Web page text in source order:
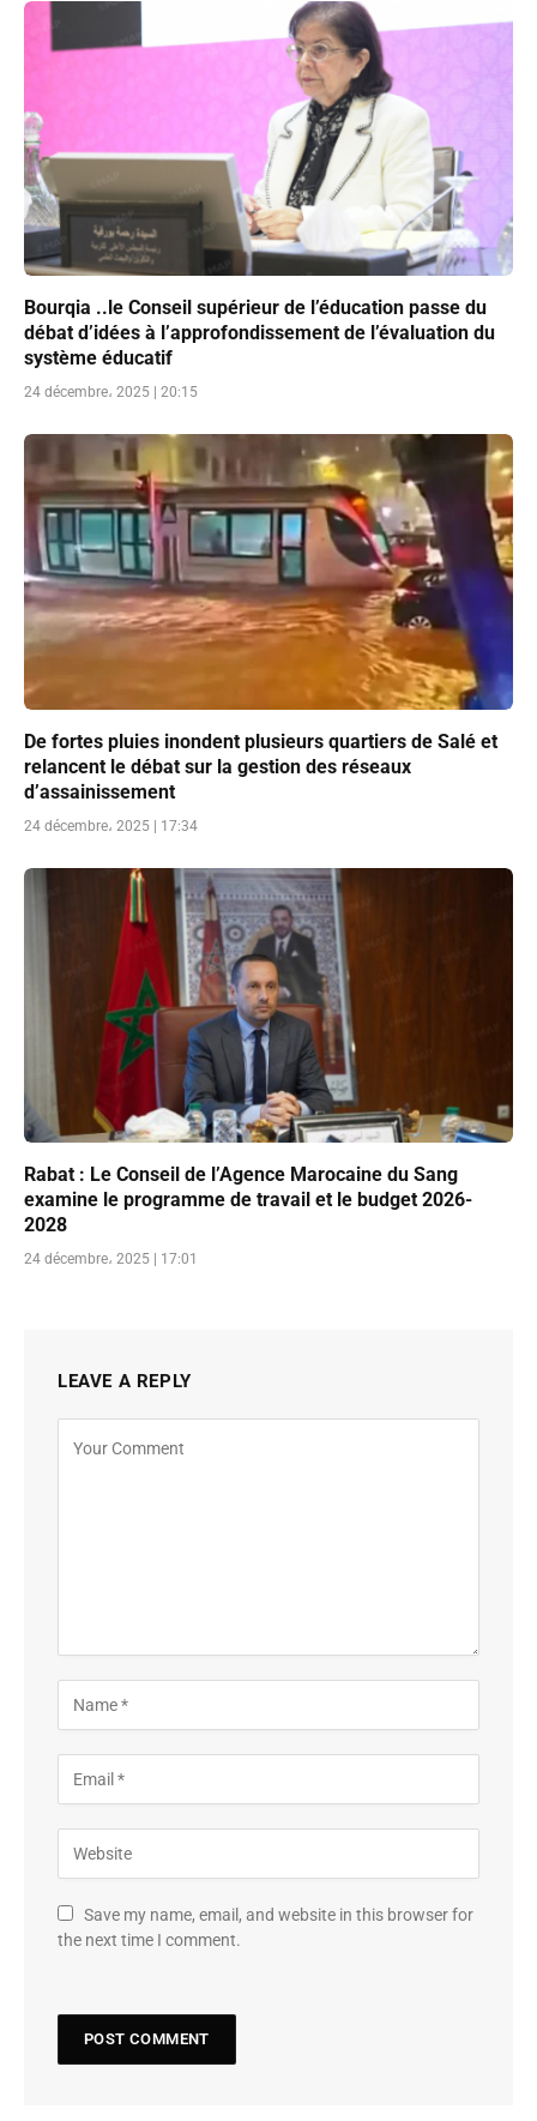
Bourqia ..le Conseil supérieur de l’éducation passe du
débat d’idées à l’approfondissement de l’évaluation du
système éducatif
24 décembre، 2025 | 20:15
De fortes pluies inondent plusieurs quartiers de Salé et
relancent le débat sur la gestion des réseaux
d’assainissement
24 décembre، 2025 | 17:34
Rabat : Le Conseil de l’Agence Marocaine du Sang
examine le programme de travail et le budget 2026-
2028
24 décembre، 2025 | 17:01
LEAVE A REPLY
Save my name, email, and website in this browser for
the next time I comment.